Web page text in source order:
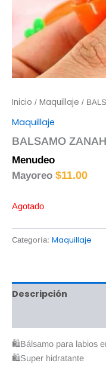
Inicio / Maquillaje /
Maquillaje
BALSAMO
Menudeo
Mayoreo $11.00
Agotado
Categoría: Maquillaje
Descripción
🛍Bálsamo para labios
🛍Super hidratante